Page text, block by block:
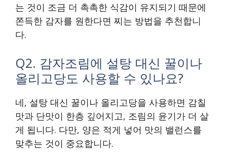
는 것이 조금 더 촉촉한 식감이 유지되기 때문에
쫀득한 감자를 원한다면 찌는 방법을 추천합니
다.
Q2. 감자조림에 설탕 대신 꿀이나
올리고당도 사용할 수 있나요?
네, 설탕 대신 꿀이나 올리고당을 사용하면 감칠
맛과 단맛이 한층 깊어지고, 조림의 윤기가 더 살
게 됩니다. 다만, 양은 적게 넣어 맛의 밸런스를
맞추는 것이 중요합니다.